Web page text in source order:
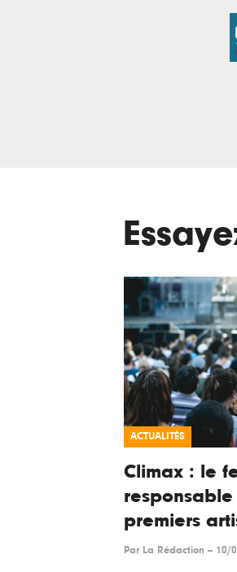
ACTUALITÉS
Climax : le
premiers
Par La Rédaction -- 10/